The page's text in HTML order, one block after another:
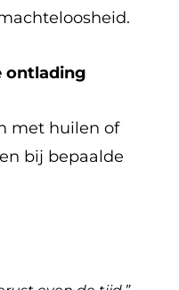
ontlading
met huilen of
bij bepaalde